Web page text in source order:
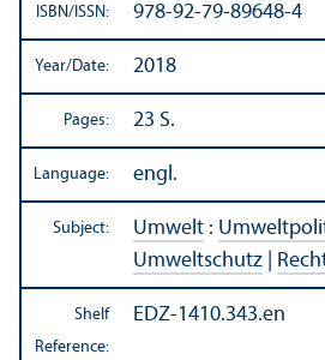
ISBN/ISSN: 978-92-79-89648-4
Year/Date: 2018
Pages: 23 S.
Language: engl.
Subject: Umwelt :
Umweltschutz
Shelf
Reference:
EDZ-1410.343.en